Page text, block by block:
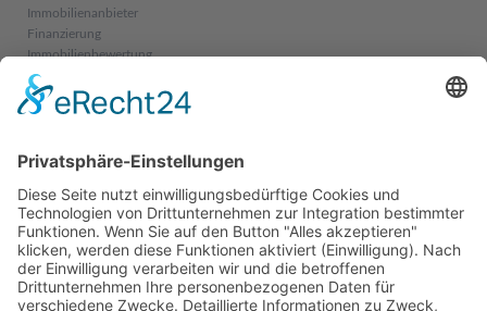
Immobilienanbieter
Finanzierung
Immobilienbewertung
Projektentwicklung
Versicherung
Neuigkeiten und Presse
30.
OKT
Platin Partner 2023
29.
MÄR
Pressemitteilung Schwabacher Tagblatt - Endspurt in Schwabach!
10.
MÄR
Baumpatenschaft von Huber ImmoReal GmbH